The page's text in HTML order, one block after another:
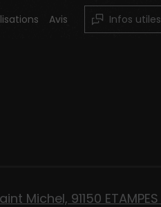
Avis Infos utiles
Michel, 91150 ETAMPES